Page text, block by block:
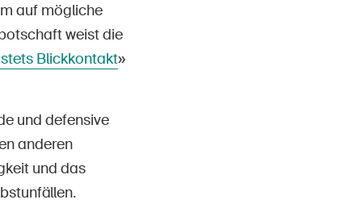
auf mögliche
weist die
Blickkontakt»
und defensive
anderen
und das